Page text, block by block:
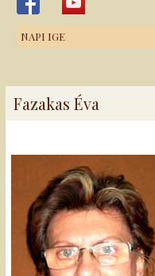
NAPI IGE
Fazakas Éva